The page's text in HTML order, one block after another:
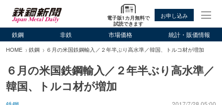
電子版1カ月無料で
試読できます
お申し込み
鉄鋼 非鉄 市場価格 統計・販価情報
HOME 鉄鋼 ６月の米国鉄鋼輸入／２年半ぶり高水準／韓国、トルコ材が増加
６月の米国鉄鋼輸入／２年半ぶり高水準／
韓国、トルコ材が増加